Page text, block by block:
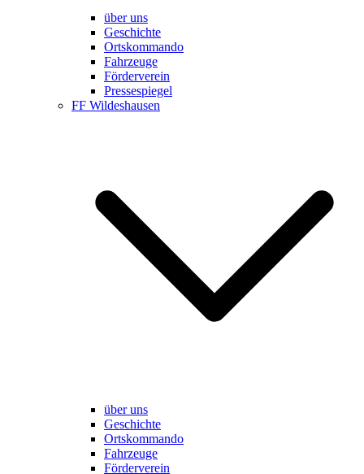
über uns
Geschichte
Ortskommando
Fahrzeuge
Förderverein
Pressespiegel
FF Wildeshausen
über uns
Geschichte
Ortskommando
Fahrzeuge
Förderverein